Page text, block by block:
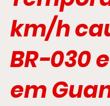
km/h
BR-030
em